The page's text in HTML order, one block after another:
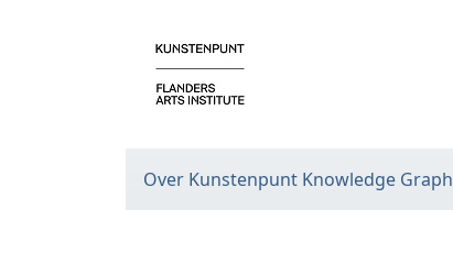
Over Kunstenpunt Knowledge Graph